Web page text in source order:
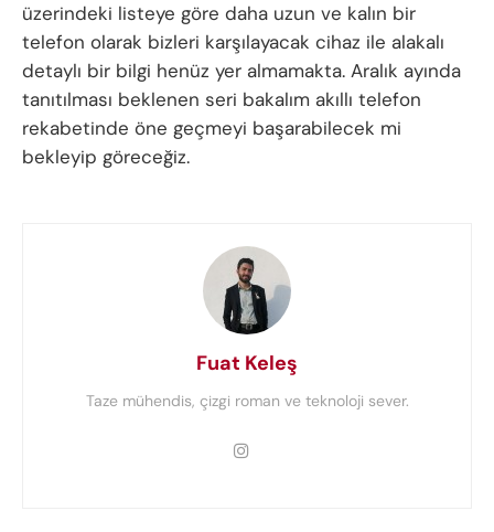
üzerindeki listeye göre daha uzun ve kalın bir
telefon olarak bizleri karşılayacak cihaz ile alakalı
detaylı bir bilgi henüz yer almamakta. Aralık ayında
tanıtılması beklenen seri bakalım akıllı telefon
rekabetinde öne geçmeyi başarabilecek mi
bekleyip göreceğiz.
Fuat Keleş
Taze mühendis, çizgi roman ve teknoloji sever.